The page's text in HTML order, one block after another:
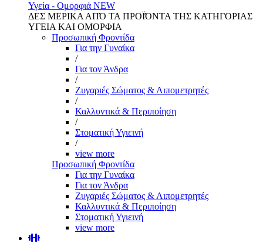
Υγεία - Ομορφιά NEW
ΔΕΣ ΜΕΡΙΚΑ ΑΠΌ ΤΑ ΠΡΟΪΌΝΤΑ ΤΗΣ ΚΑΤΗΓΟΡΙΑΣ
ΥΓΕΙΑ ΚΑΙ ΟΜΟΡΦΙΑ
Προσωπική Φροντίδα
Για την Γυναίκα
/
Για τον Άνδρα
/
Ζυγαριές Σώματος & Λιπομετρητές
/
Καλλυντικά & Περιποίηση
/
Στοματική Υγιεινή
/
view more
Προσωπική Φροντίδα
Για την Γυναίκα
Για τον Άνδρα
Ζυγαριές Σώματος & Λιπομετρητές
Καλλυντικά & Περιποίηση
Στοματική Υγιεινή
view more